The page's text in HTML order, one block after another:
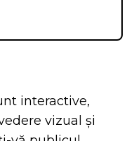
interactive,
vizual și